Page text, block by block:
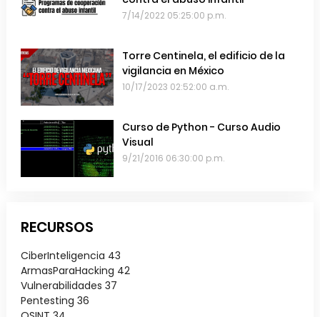
7/14/2022 05:25:00 p.m.
Torre Centinela, el edificio de la
vigilancia en México
10/17/2023 02:52:00 a.m.
Curso de Python - Curso Audio
Visual
9/21/2016 06:30:00 p.m.
RECURSOS
CiberInteligencia 43
ArmasParaHacking 42
Vulnerabilidades 37
Pentesting 36